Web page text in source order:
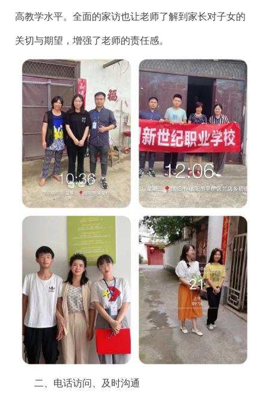
高教学水平。全面的家访也让老师了解到家长对子女的
关切与期望，增强了老师的责任感。
二、电话访问、及时沟通